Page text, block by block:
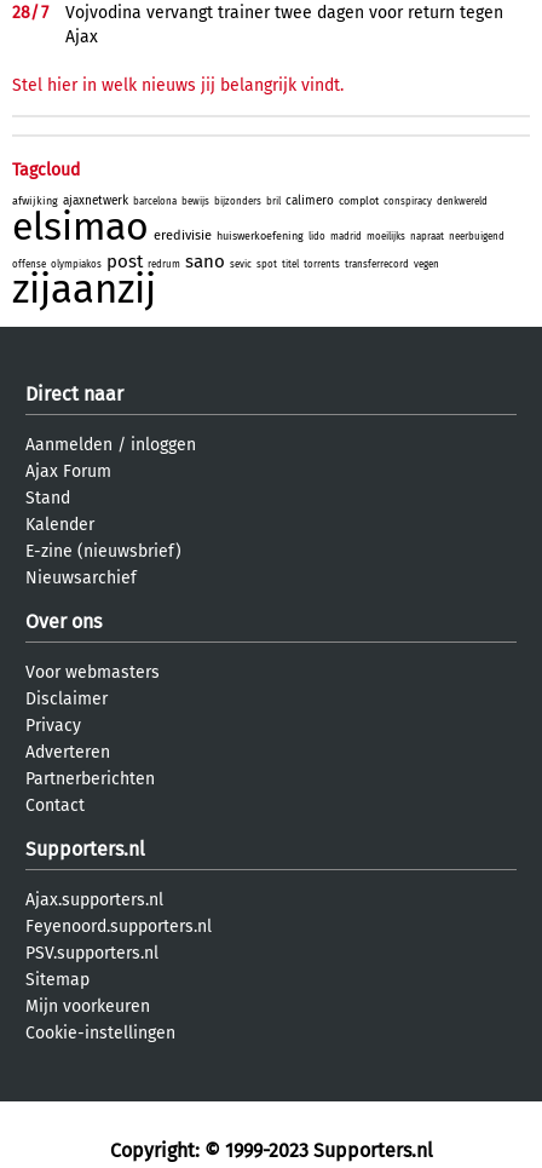
28/7
Vojvodina vervangt trainer twee dagen voor return tegen
Ajax
Stel hier in welk nieuws jij belangrijk vindt.
Tagcloud
afwijking ajaxnetwerk barcelona bewijs bijzonders bril calimero complot conspiracy denkwereld
elsimao eredivisie huiswerkoefening lido madrid moeilijks napraat neerbuigend
offense olympiakos post redrum sano sevic spot titel torrents transferrecord vegen
zijaanzij
Direct naar
Aanmelden / inloggen
Ajax Forum
Stand
Kalender
E-zine (nieuwsbrief)
Nieuwsarchief
Over ons
Voor webmasters
Disclaimer
Privacy
Adverteren
Partnerberichten
Contact
Supporters.nl
Ajax.supporters.nl
Feyenoord.supporters.nl
PSV.supporters.nl
Sitemap
Mijn voorkeuren
Cookie-instellingen
Copyright: © 1999-2023 Supporters.nl